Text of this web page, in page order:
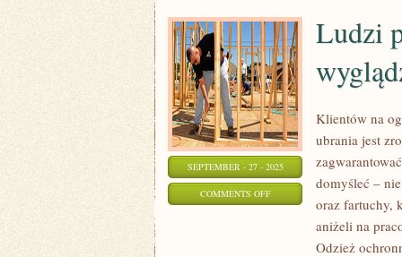
CZYTELNIKÓW
SEPTEMBER - 27 - 2025
COMMENTS OFFON
Ludzi
Klientów na
ubrania jest
domyśleć –
oraz fartuchy,
aniżeli na
Odzież